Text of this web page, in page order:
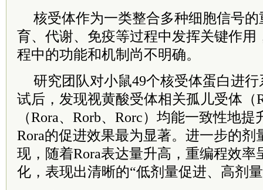
核受体作为一类整合多种细胞信号
育、代谢、免疫等过程中发挥关键作用
程中的功能和机制尚不明确。
研究团队对小鼠49个核受体蛋白进
试后，发现视黄酸受体相关孤儿受体（
（Rora、Rorb、Rorc）均能一致性地
Rora的促进效果最为显著。进一步的剂
现，随着Rora表达量升高，重编程效率
化，表现出清晰的“低剂量促进、高剂